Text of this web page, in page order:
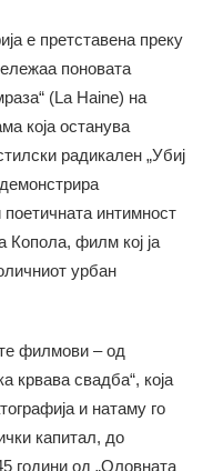
е претставена преку
поновата
(La Haine) на
која останува
радикален „Убиј
интимност
Копола, филм кој ја
урбан
филмови – од
крвава свадба“, која
и натаму го
капитал, до
години од „Оловната